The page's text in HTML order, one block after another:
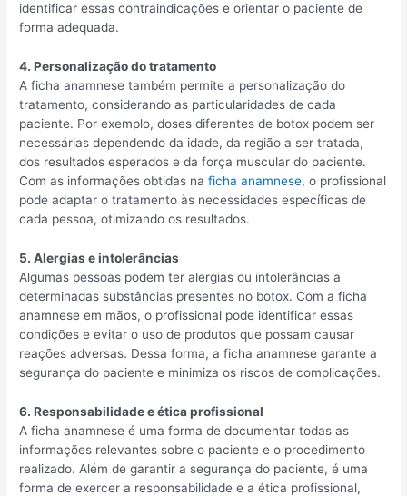
identificar essas contraindicações e orientar o paciente de
forma adequada.
4. Personalização do tratamento
A ficha anamnese também permite a personalização do
tratamento, considerando as particularidades de cada
paciente. Por exemplo, doses diferentes de botox podem ser
necessárias dependendo da idade, da região a ser tratada,
dos resultados esperados e da força muscular do paciente.
Com as informações obtidas naficha anamnese, o profissional
pode adaptar o tratamento às necessidades específicas de
cada pessoa, otimizando os resultados.
5. Alergias e intolerâncias
Algumas pessoas podem ter alergias ou intolerâncias a
determinadas substâncias presentes no botox. Com a ficha
anamnese em mãos, o profissional pode identificar essas
condições e evitar o uso de produtos que possam causar
reações adversas. Dessa forma, a ficha anamnese garante a
segurança do paciente e minimiza os riscos de complicações.
6. Responsabilidade e ética profissional
A ficha anamnese é uma forma de documentar todas as
informações relevantes sobre o paciente e o procedimento
realizado. Além de garantir a segurança do paciente, é uma
forma de exercer a responsabilidade e a ética profissional,